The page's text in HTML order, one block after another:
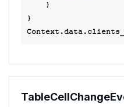
}
TableCellChange